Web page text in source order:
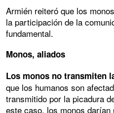
Armién reiteró que los
la participación de la
fundamental.
Monos, aliados
Los monos no transmiten
que los humanos son
transmitido por la picadura
este caso, los monos